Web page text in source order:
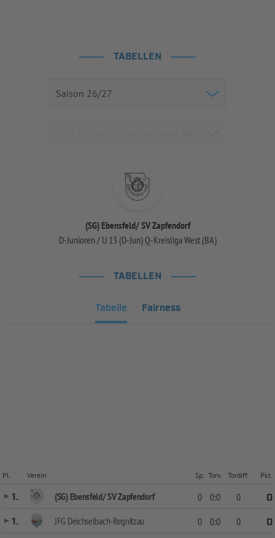
TABELLEN
(SG) Ebensfeld/ SV Zapfendorf
D-Junioren / U 13 (D-Jun) Q-Kreisliga West (BA)
TABELLEN
Tabelle Fairness
Pl. Verein Sp. Torv. Tordiff. Pkt.
1. (SG) Ebensfeld/ SV Zapfendorf 0 0:0 0
0
1.
JFG Deichselbach-Regnitzau 0 0:0 0
0